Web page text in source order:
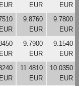
EUR
EUR
EUR
EUR
9.8760
EUR
9.7800
EUR
EUR
9.7900
EUR
9.1540
EUR
EUR
11.4810
EUR
10.0350
EUR